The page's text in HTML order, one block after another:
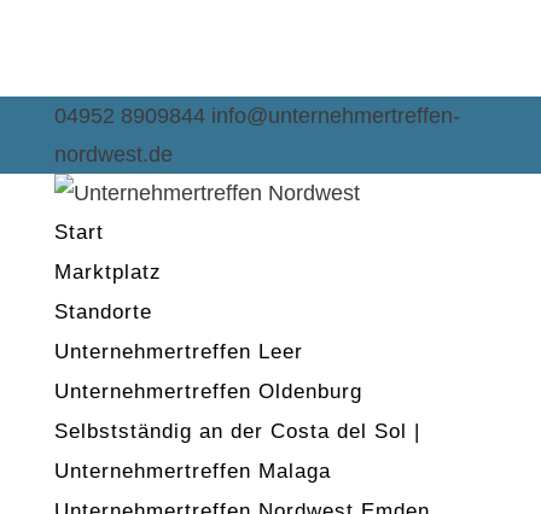
04952 8909844 info@unternehmertreffen-
nordwest.de
Start
Marktplatz
Standorte
Unternehmertreffen Leer
Unternehmertreffen Oldenburg
Selbstständig an der Costa del Sol |
Unternehmertreffen Malaga